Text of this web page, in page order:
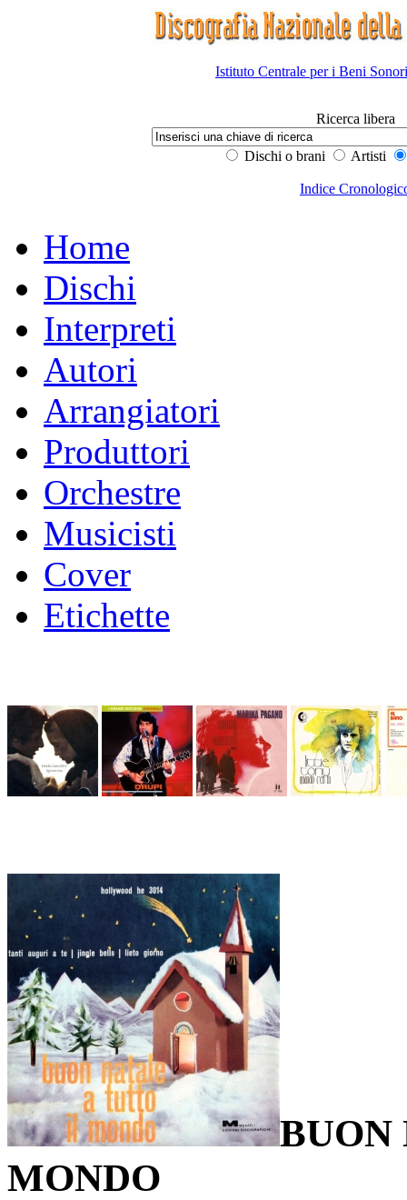
Istituto Centrale per i Beni
Ricerca libera
Dischi o brani Artisti
Indice
Home
Dischi
Interpreti
Autori
Arrangiatori
Produttori
Orchestre
Musicisti
Cover
Etichette
BUON
MONDO